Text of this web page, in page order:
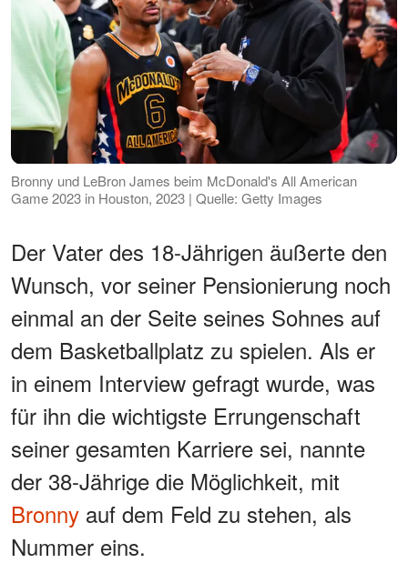
Bronny und LeBron James beim McDonald's All American
Game 2023 in Houston, 2023 | Quelle: Getty Images
Der Vater des 18-Jährigen äußerte den
Wunsch, vor seiner Pensionierung noch
einmal an der Seite seines Sohnes auf
dem Basketballplatz zu spielen. Als er
in einem Interview gefragt wurde, was
für ihn die wichtigste Errungenschaft
seiner gesamten Karriere sei, nannte
der 38-Jährige die Möglichkeit, mit
Bronny auf dem Feld zu stehen, als
Nummer eins.